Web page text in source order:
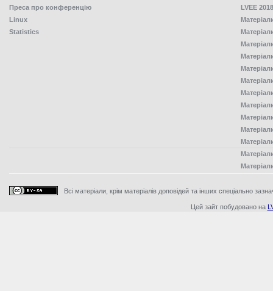
Преса про конференцію
Linux
Statistics
LVEE
Всі матеріали, крім матеріалів доповідей та інших спеціально
Цей зайт побудовано на